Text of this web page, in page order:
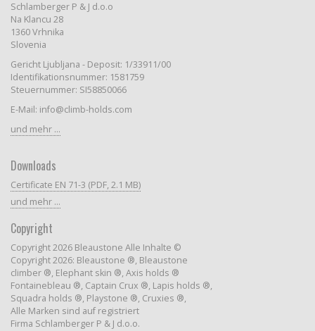
Schlamberger P & J d.o.o
Na Klancu 28
1360 Vrhnika
Slovenia
Gericht Ljubljana - Deposit: 1/33911/00
Identifikationsnummer: 1581759
Steuernummer: SI58850066
E-Mail: info@climb-holds.com
und mehr ...
Downloads
Certificate EN 71-3 (PDF, 2.1 MB)
und mehr ...
Copyright
Copyright 2026 Bleaustone Alle Inhalte ©
Copyright 2026: Bleaustone ®, Bleaustone
climber ®, Elephant skin ®, Axis holds ®
Fontainebleau ®, Captain Crux ®, Lapis holds ®,
Squadra holds ®, Playstone ®, Cruxies ®,
Alle Marken sind auf registriert
Firma Schlamberger P & J d.o.o.